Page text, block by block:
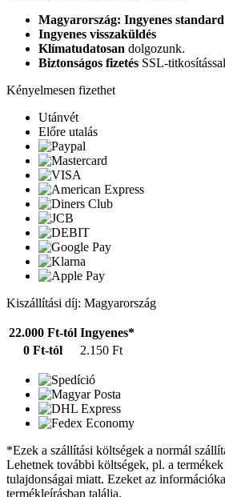
Magyarország: Ingyenes
Ingyenes visszaküldés
Klímatudatosan dolgozunk.
Biztonságos fizetés SSL-titkosítással
Kényelmesen fizethet
Utánvét
Előre utalás
Kiszállítási díj: Magyarország
22.000 Ft-tól Ingyenes*
0 Ft-tól
2.150 Ft
*Ezek a szállítási költségek a normál
Lehetnek további költségek, pl. a
tulajdonságai miatt. Ezeket az
termékleírásban találja.